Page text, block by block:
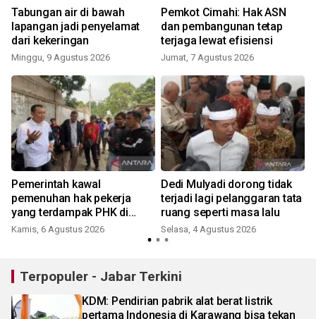
Tabungan air di bawah
lapangan jadi penyelamat
dari kekeringan
Minggu, 9 Agustus 2026
Pemkot Cimahi: Hak ASN
dan pembangunan tetap
terjaga lewat efisiensi
Jumat, 7 Agustus 2026
Pemerintah kawal
pemenuhan hak pekerja
yang terdampak PHK di
Cimahi
Kamis, 6 Agustus 2026
Dedi Mulyadi dorong tidak
terjadi lagi pelanggaran tata
ruang seperti masa lalu
Selasa, 4 Agustus 2026
Terpopuler - Jabar Terkini
KDM: Pendirian pabrik alat berat listrik
pertama Indonesia di Karawang bisa tekan